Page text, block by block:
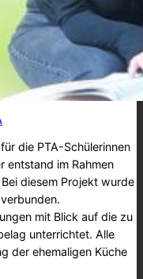
die PTA-Schülerinnen
entstand im Rahmen
diesem Projekt wurde
mit Blick auf die zu
unterrichtet. Alle
der ehemaligen Küche